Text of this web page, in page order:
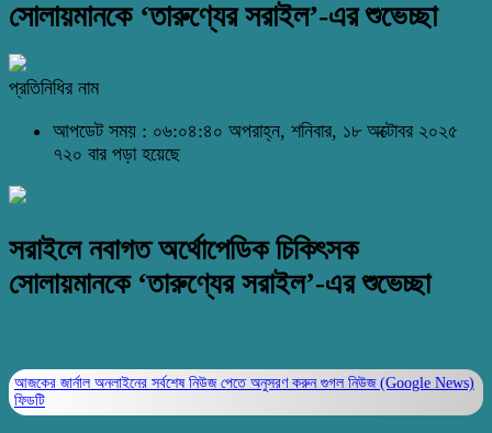
সোলায়মানকে ‘তারুণ্যের সরাইল’-এর শুভেচ্ছা
প্রতিনিধির নাম
আপডেট সময় : ০৬:০৪:৪০ অপরাহ্ন, শনিবার, ১৮ অক্টোবর ২০২৫
৭২০ বার পড়া হয়েছে
সরাইলে নবাগত অর্থোপেডিক চিকিৎসক
সোলায়মানকে ‘তারুণ্যের সরাইল’-এর শুভেচ্ছা
আজকের জার্নাল অনলাইনের সর্বশেষ নিউজ পেতে অনুসরণ করুন গুগল নিউজ (Google News)
ফিডটি